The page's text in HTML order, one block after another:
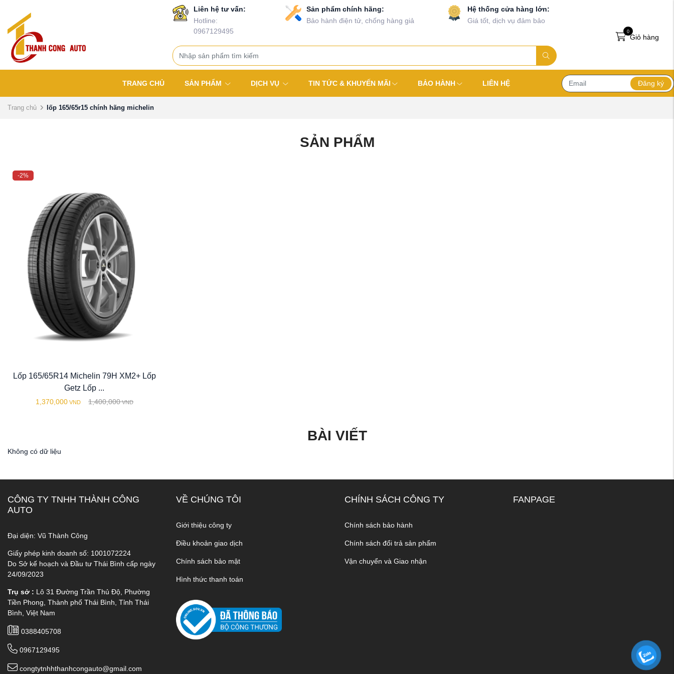
Liên hệ tư vấn:
Hotline:
0967129495
Sản phẩm chính hãng:
Bảo hành điện tử, chống hàng giả
Hệ thống cửa hàng lớn:
Giá tốt, dịch vụ đảm bảo
Giỏ hàng
0
TRANG CHỦ SẢN PHẨM DỊCH VỤ TIN TỨC & KHUYẾN MÃI BẢO HÀNH LIÊN HỆ Đăng ký
Trang chủ lốp 165/65r15 chính hãng michelin
SẢN PHẨM
-2%
Lốp 165/65R14 Michelin 79H XM2+ Lốp
Getz Lốp ...
1,370,000 VND 1,400,000 VND
BÀI VIẾT
Không có dữ liệu
CÔNG TY TNHH THÀNH CÔNG
AUTO
Đại diện: Vũ Thành Công
Giấy phép kinh doanh số: 1001072224
Do Sở kế hoạch và Đầu tư Thái Bình cấp ngày
24/09/2023
Trụ sở : Lô 31 Đường Trần Thủ Độ, Phường
Tiền Phong, Thành phố Thái Bình, Tỉnh Thái
Bình, Việt Nam
0388405708
0967129495
congtytnhhthanhcongauto@gmail.com
VỀ CHÚNG TÔI
Giới thiệu công ty
Điều khoản giao dịch
Chính sách bảo mật
Hình thức thanh toán
CHÍNH SÁCH CÔNG TY
Chính sách bảo hành
Chính sách đổi trả sản phẩm
Vận chuyển và Giao nhận
FANPAGE